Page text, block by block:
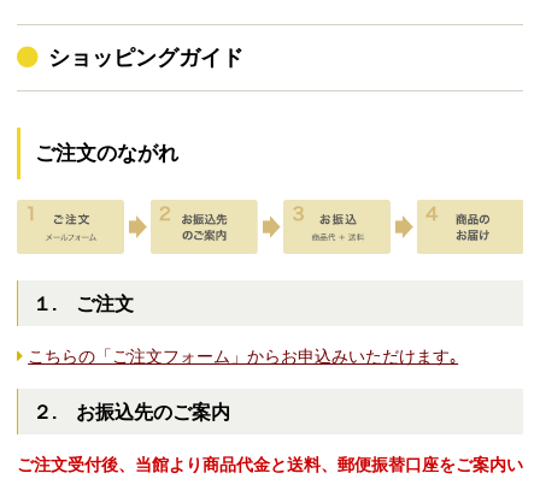
ショッピングガイド
ご注文のながれ
１. ご注文
こちらの「ご注文フォーム」からお申込みいただけます｡
２. お振込先のご案内
ご注文受付後、当館より商品代金と送料、郵便振替口座をご案内い